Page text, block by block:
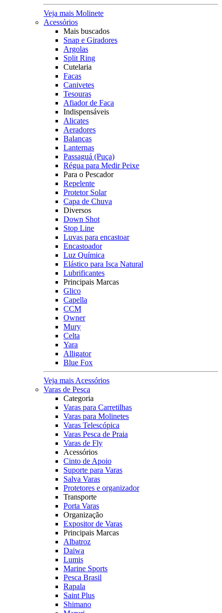
Veja mais Molinete
Acessórios
Mais buscados
Snap e Giradores
Argolas
Split Ring
Cutelaria
Facas
Canivetes
Tesouras
Afiador de Faca
Indispensáveis
Alicates
Aeradores
Balanças
Lanternas
Passaguá (Puça)
Régua para Medir Peixe
Para o Pescador
Repelente
Protetor Solar
Capa de Chuva
Diversos
Down Shot
Stop Line
Luvas para encastoar
Encastoador
Luz Química
Elástico para Isca Natural
Lubrificantes
Principais Marcas
Glico
Capella
CCM
Owner
Mury
Celta
Yara
Alligator
Blue Fox
Veja mais Acessórios
Varas de Pesca
Categoria
Varas para Carretilhas
Varas para Molinetes
Varas Telescópica
Varas Pesca de Praia
Varas de Fly
Acessórios
Cinto de Apoio
Suporte para Varas
Salva Varas
Protetores e organizador
Transporte
Porta Varas
Organização
Expositor de Varas
Principais Marcas
Albatroz
Daiwa
Lumis
Marine Sports
Pesca Brasil
Rapala
Saint Plus
Shimano